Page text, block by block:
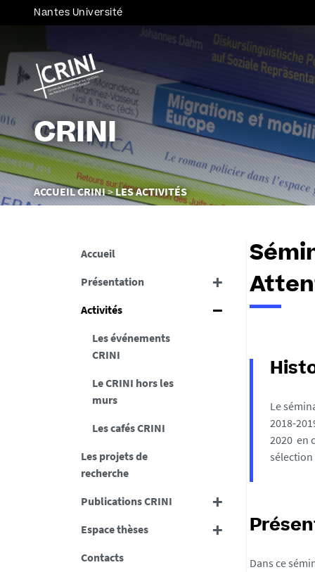
Nantes Université
CRINI
Vous
êtes
ACCUEIL CRINI LES ACTIVITÉS
Accueil
Présentation
Activités
Les événements
CRINI
Le CRINI hors les
murs
Les cafés CRINI
Les projets de
recherche
Publications CRINI
Espace thèses
Contacts
Le
2018-
2020 en
Dans ce